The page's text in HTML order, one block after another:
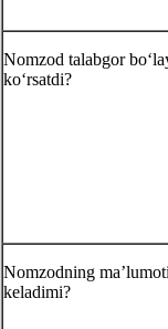
Nomzod talabgor
koʻrsatdi?
Nomzodning
keladimi?